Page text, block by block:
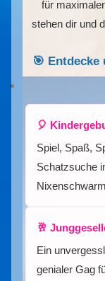
für
stehen dir und
🎯
🎈
Spiel, Spaß,
Schatzsuche
🥂
Ein
genialer Gag